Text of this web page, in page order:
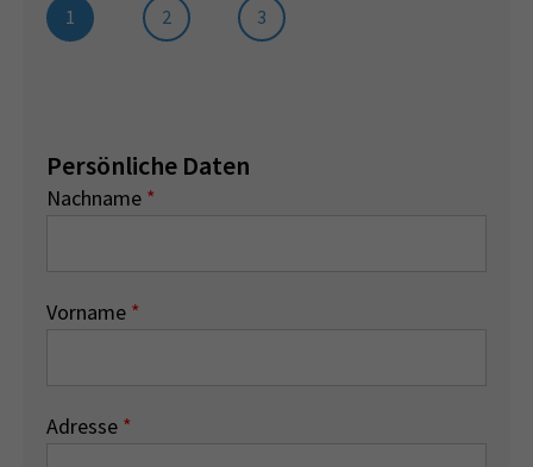
1 2 3
Persönliche Daten
Nachname *
Vorname *
Adresse *